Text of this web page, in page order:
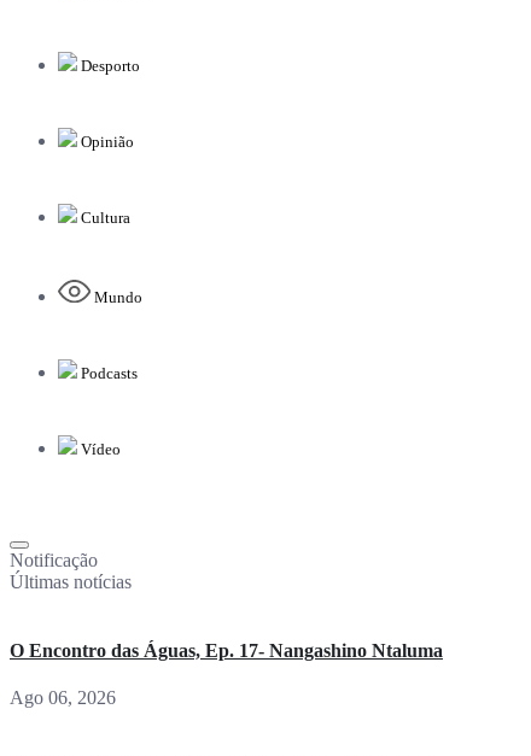
Desporto
Opinião
Cultura
Mundo
Podcasts
Vídeo
Notificação
Últimas notícias
O Encontro das Águas, Ep. 17- Nangashino Ntaluma
Ago 06, 2026